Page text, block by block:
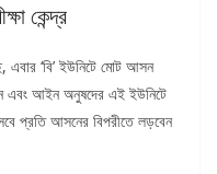
কেন্দ্র
এবার ‘বি’ ইউনিটে মোট আসন
এবং আইন অনুষদের এই ইউনিটে
প্রতি আসনের বিপরীতে লড়বেন